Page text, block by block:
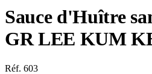
Sauce d'Huître
GR LEE KUM
Réf. 603